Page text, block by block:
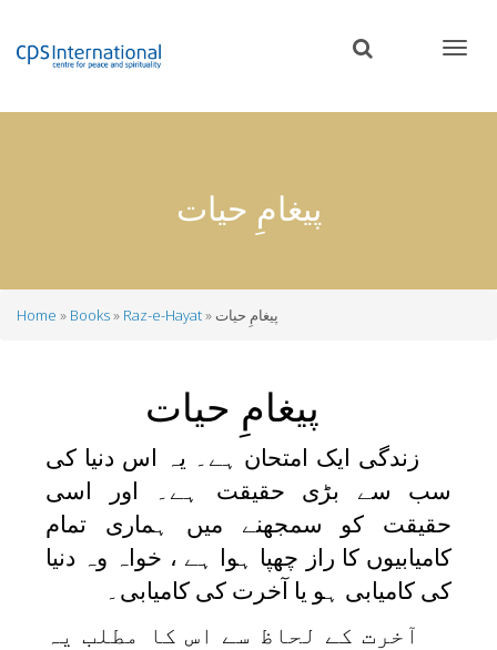
content
پیغامِ حیات
Home Books Raz-e-Hayat پیغامِ حیات
پیغامِ حیات
زندگی ایک امتحان ہے۔ یہ اس دنیا کی
سب سے بڑی حقیقت ہے۔ اور اسی
حقیقت کو سمجھنے میں ہماری تمام
کامیابیوں کا راز چھپا ہوا ہے ، خواہ وہ دنیا
کی کامیابی ہو یا آخرت کی کامیابی۔
آخرت کے لحاظ سے اس کا مطلب یہ